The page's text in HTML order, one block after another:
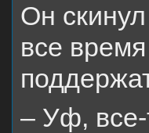
Он
все
– Уф,